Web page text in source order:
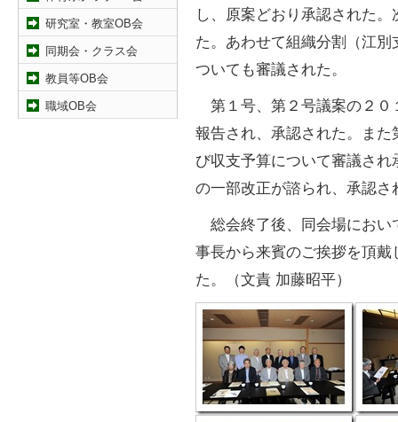
研究室・教室OB会
同期会・クラス会
教員等OB会
職域OB会
し、原案どおり承認された
た。あわせて組織分割（江
ついても審議された。
第１号、第２号議案の２０
報告され、承認された。ま
び収支予算について審議さ
の一部改正が諮られ、承認さ
総会終了後、同会場におい
事長から来賓のご挨拶を頂
た。（文責 加藤昭平）